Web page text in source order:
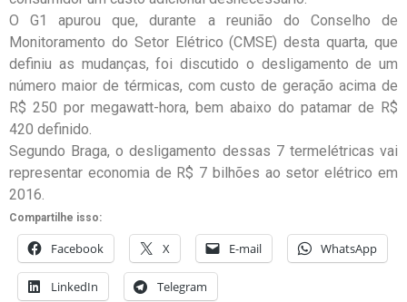
O G1 apurou que, durante a reunião do Conselho de
Monitoramento do Setor Elétrico (CMSE) desta quarta, que
definiu as mudanças, foi discutido o desligamento de um
número maior de térmicas, com custo de geração acima de
R$ 250 por megawatt-hora, bem abaixo do patamar de R$
420 definido.
Segundo Braga, o desligamento dessas 7 termelétricas vai
representar economia de R$ 7 bilhões ao setor elétrico em
2016.
Compartilhe isso:
Facebook X E-mail WhatsApp
LinkedIn Telegram